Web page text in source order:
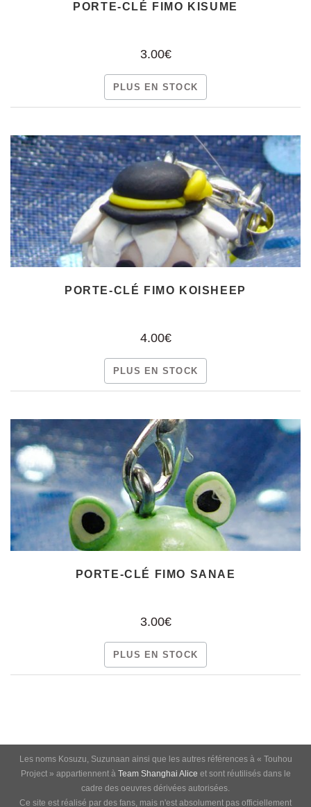
PORTE-CLÉ FIMO KISUME
3.00€
PLUS EN STOCK
PORTE-CLÉ FIMO KOISHEEP
4.00€
PLUS EN STOCK
PORTE-CLÉ FIMO SANAE
3.00€
PLUS EN STOCK
Les noms Kosuzu, Suzunaan ainsi que les autres références à « Touhou
Project » appartiennent à Team Shanghai Alice et sont réutilisés dans le
cadre des oeuvres dérivées autorisées.
Ce site est réalisé par des fans, mais n'est absolument pas officiellement